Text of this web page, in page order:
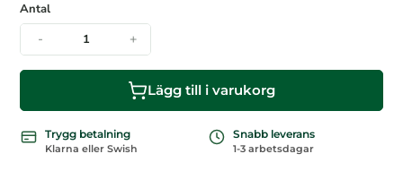
o
n
r
Antal
- +
Lägg till i varukorg
Trygg betalning
Klarna eller Swish
Snabb leverans
1-3 arbetsdagar